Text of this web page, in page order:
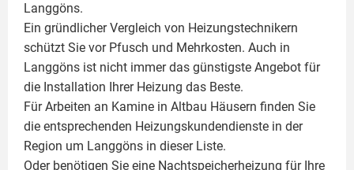
Langgöns.
Ein gründlicher Vergleich von Heizungstechnikern
schützt Sie vor Pfusch und Mehrkosten. Auch in
Langgöns ist nicht immer das günstigste Angebot für
die Installation Ihrer Heizung das Beste.
Für Arbeiten an Kamine in Altbau Häusern finden Sie
die entsprechenden Heizungskundendienste in der
Region um Langgöns in dieser Liste.
Oder benötigen Sie eine Nachtspeicherheizung für Ihre